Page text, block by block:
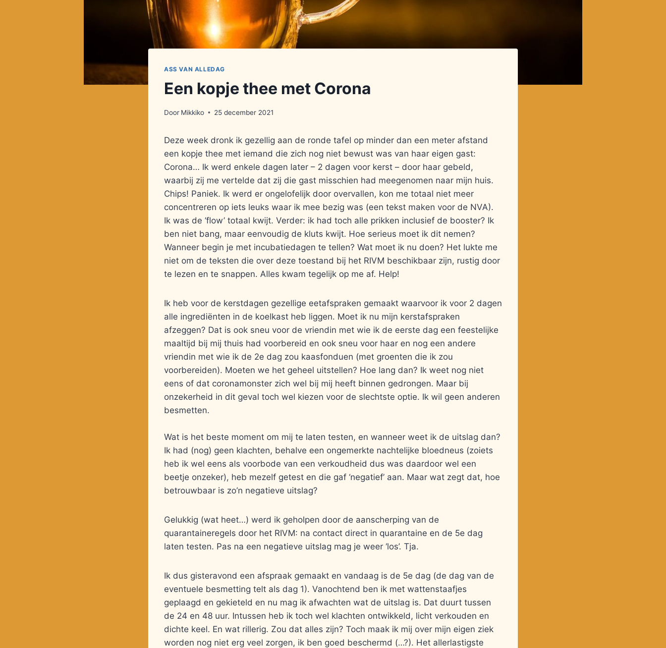
ASS VAN ALLEDAG
Een kopje thee met Corona
Door Mikkiko 25 december 2021
Deze week dronk ik gezellig aan de ronde tafel op minder dan een meter afstand
een kopje thee met iemand die zich nog niet bewust was van haar eigen gast:
Corona… Ik werd enkele dagen later – 2 dagen voor kerst – door haar gebeld,
waarbij zij me vertelde dat zij die gast misschien had meegenomen naar mijn huis.
Chips! Paniek. Ik werd er ongelofelijk door overvallen, kon me totaal niet meer
concentreren op iets leuks waar ik mee bezig was (een tekst maken voor de NVA).
Ik was de ‘flow’ totaal kwijt. Verder: ik had toch alle prikken inclusief de booster? Ik
ben niet bang, maar eenvoudig de kluts kwijt. Hoe serieus moet ik dit nemen?
Wanneer begin je met incubatiedagen te tellen? Wat moet ik nu doen? Het lukte me
niet om de teksten die over deze toestand bij het RIVM beschikbaar zijn, rustig door
te lezen en te snappen. Alles kwam tegelijk op me af. Help!
Ik heb voor de kerstdagen gezellige eetafspraken gemaakt waarvoor ik voor 2 dagen
alle ingrediënten in de koelkast heb liggen. Moet ik nu mijn kerstafspraken
afzeggen? Dat is ook sneu voor de vriendin met wie ik de eerste dag een feestelijke
maaltijd bij mij thuis had voorbereid en ook sneu voor haar en nog een andere
vriendin met wie ik de 2e dag zou kaasfonduen (met groenten die ik zou
voorbereiden). Moeten we het geheel uitstellen? Hoe lang dan? Ik weet nog niet
eens of dat coronamonster zich wel bij mij heeft binnen gedrongen. Maar bij
onzekerheid in dit geval toch wel kiezen voor de slechtste optie. Ik wil geen anderen
besmetten.
Wat is het beste moment om mij te laten testen, en wanneer weet ik de uitslag dan?
Ik had (nog) geen klachten, behalve een ongemerkte nachtelijke bloedneus (zoiets
heb ik wel eens als voorbode van een verkoudheid dus was daardoor wel een
beetje onzeker), heb mezelf getest en die gaf ‘negatief’ aan. Maar wat zegt dat, hoe
betrouwbaar is zo’n negatieve uitslag?
Gelukkig (wat heet…) werd ik geholpen door de aanscherping van de
quarantaineregels door het RIVM: na contact direct in quarantaine en de 5e dag
laten testen. Pas na een negatieve uitslag mag je weer ‘los’. Tja.
Ik dus gisteravond een afspraak gemaakt en vandaag is de 5e dag (de dag van de
eventuele besmetting telt als dag 1). Vanochtend ben ik met wattenstaafjes
geplaagd en gekieteld en nu mag ik afwachten wat de uitslag is. Dat duurt tussen
de 24 en 48 uur. Intussen heb ik toch wel klachten ontwikkeld, licht verkouden en
dichte keel. En wat rillerig. Zou dat alles zijn? Toch maak ik mij over mijn eigen ziek
worden nog niet erg veel zorgen, ik ben goed beschermd (…?). Het allerlastigste